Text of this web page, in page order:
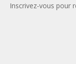
Inscrivez-vous pour